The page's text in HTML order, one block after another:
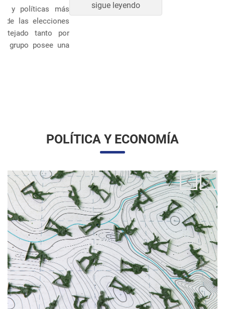
sigue leyendo
La integración de las fuerzas armadas en la
aplicación de la ley migratoria
24/06/2025 11:33 |Editores
La administración Trump ha estado articulando una